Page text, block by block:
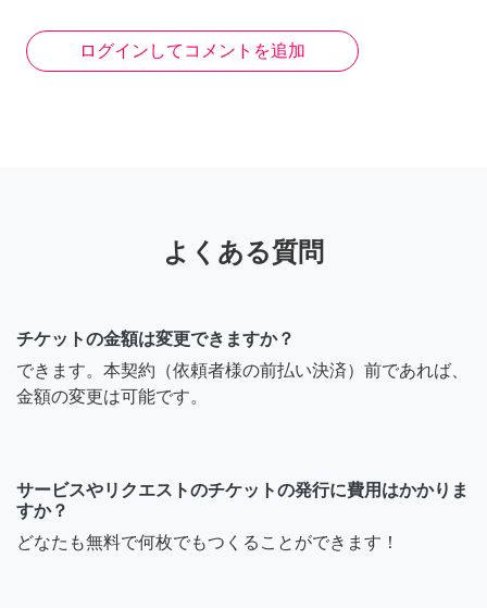
ログインしてコメントを追加
よくある質問
チケットの金額は変更できますか？
できます。本契約（依頼者様の前払い決済）前であれば、
金額の変更は可能です。
サービスやリクエストのチケットの発行に費用はかかりま
すか？
どなたも無料で何枚でもつくることができます！